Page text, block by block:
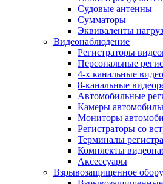
Судовые антенны
Сумматоры
Эквиваленты
Видеонаблюдение
Регистраторы
Персональные
4-х канальные
8-канальные
Автомобильные
Камеры
Мониторы
Регистраторы со
Терминалы
Комплекты
Аксессуары
Взрывозащищенное